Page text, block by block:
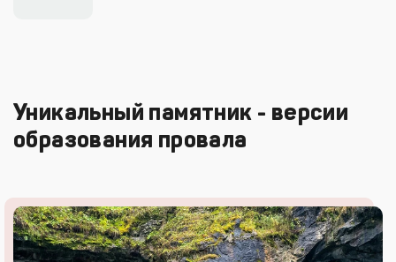
Уникальный памятник - версии
образования провала